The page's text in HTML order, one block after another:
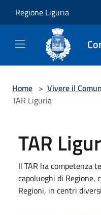
Regione Liguria
Home > Vivere il
TAR Liguria
TAR
Il TAR ha competenza
capoluoghi di Regione,
Regioni, in centri